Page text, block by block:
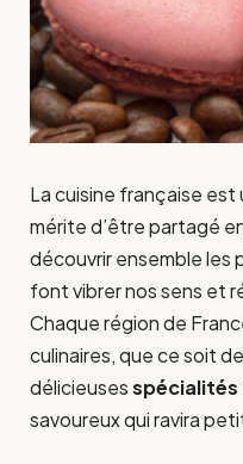
La cuisine française est
mérite d’être partagé
découvrir ensemble les
font vibrer nos sens et
Chaque région de
culinaires, que ce soit
délicieusesspécialités
savoureux qui ravira